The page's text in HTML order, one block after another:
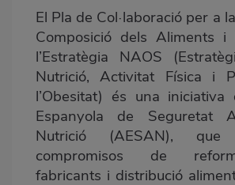
El Pla de Col·laboració per a
Composició dels Aliments i
l’Estratègia NAOS
Nutrició, Activitat Física i
l’Obesitat) és una iniciativa
Espanyola de Seguretat
Nutrició (AESAN),
compromisos de
fabricants i distribució